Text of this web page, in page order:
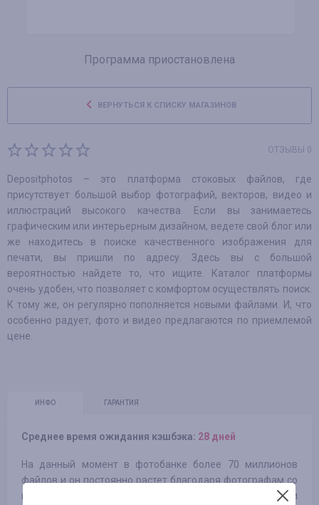
Программа приостановлена
ВЕРНУТЬСЯ К СПИСКУ МАГАЗИНОВ
ОТЗЫВЫ 0
Depositphotos – это платформа стоковых файлов, где
присутствует большой выбор фотографий, векторов, видео и
иллюстраций высокого качества. Если вы занимаетесь
графическим или интерьерным дизайном, ведете свой блог или
же находитесь в поиске качественного изображения для
печати, вы пришли по адресу. Здесь вы с большой
вероятностью найдете то, что ищите. Каталог платформы
очень удобен, что позволяет с комфортом осуществлять поиск.
К тому же, он регулярно пополняется новыми файлами. И, что
особенно радует, фото и видео предлагаются по приемлемой
цене.
ИНФО ГАРАНТИЯ
Среднее время ожидания кэшбэка: 28 дней
На данный момент в фотобанке более 70 миллионов
файлов и он постоянно растет благодаря фотографам со
всего мира. С большой библиотекой, удобными